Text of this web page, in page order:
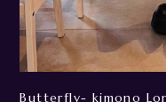
Butterfly- kimono